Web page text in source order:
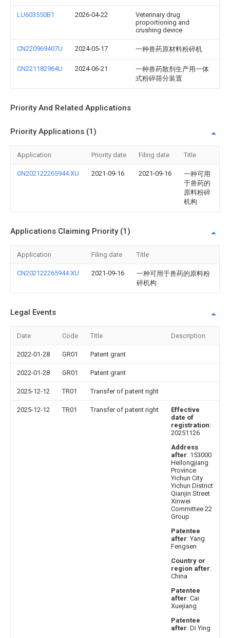
LU603550B1 2026-04-22
Veterinary drug
proportioning and
crushing device
CN220969407U 2024-05-17 一种兽药原材料粉碎机
CN221182964U 2024-06-21
一种兽药散剂生产用一体
式粉碎筛分装置
Priority And Related Applications
Priority Applications (1)
Application Priority date Filing date Title
CN202122265944.XU 2021-09-16 2021-09-16
一种可用
于兽药的
原料粉碎
机构
Applications Claiming Priority (1)
Application Filing date Title
CN202122265944.XU 2021-09-16
一种可用于兽药的原料粉
碎机构
Legal Events
Date Code Title Description
2022-01-28 GR01 Patent grant
2022-01-28 GR01 Patent grant
2025-12-12 TR01 Transfer of patent right
2025-12-12 TR01 Transfer of patent right
Effective
date of
registration:
20251126
Address
after: 153000
Heilongjiang
Province
Yichun City
Yichun District
Qianjin Street
Xinwei
Committee 22
Group
Patentee
after: Yang
Fengsen
Country or
region after:
China
Patentee
after: Cai
Xuejiang
Patentee
after: Di Ying